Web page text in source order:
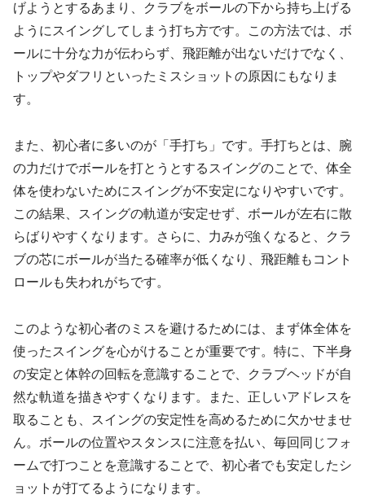
げようとするあまり、クラブをボールの下から持ち上げる
ようにスイングしてしまう打ち方です。この方法では、ボ
ールに十分な力が伝わらず、飛距離が出ないだけでなく、
トップやダフリといったミスショットの原因にもなりま
す。
また、初心者に多いのが「手打ち」です。手打ちとは、腕
の力だけでボールを打とうとするスイングのことで、体全
体を使わないためにスイングが不安定になりやすいです。
この結果、スイングの軌道が安定せず、ボールが左右に散
らばりやすくなります。さらに、力みが強くなると、クラ
ブの芯にボールが当たる確率が低くなり、飛距離もコント
ロールも失われがちです。
このような初心者のミスを避けるためには、まず体全体を
使ったスイングを心がけることが重要です。特に、下半身
の安定と体幹の回転を意識することで、クラブヘッドが自
然な軌道を描きやすくなります。また、正しいアドレスを
取ることも、スイングの安定性を高めるために欠かせませ
ん。ボールの位置やスタンスに注意を払い、毎回同じフォ
ームで打つことを意識することで、初心者でも安定したシ
ョットが打てるようになります。